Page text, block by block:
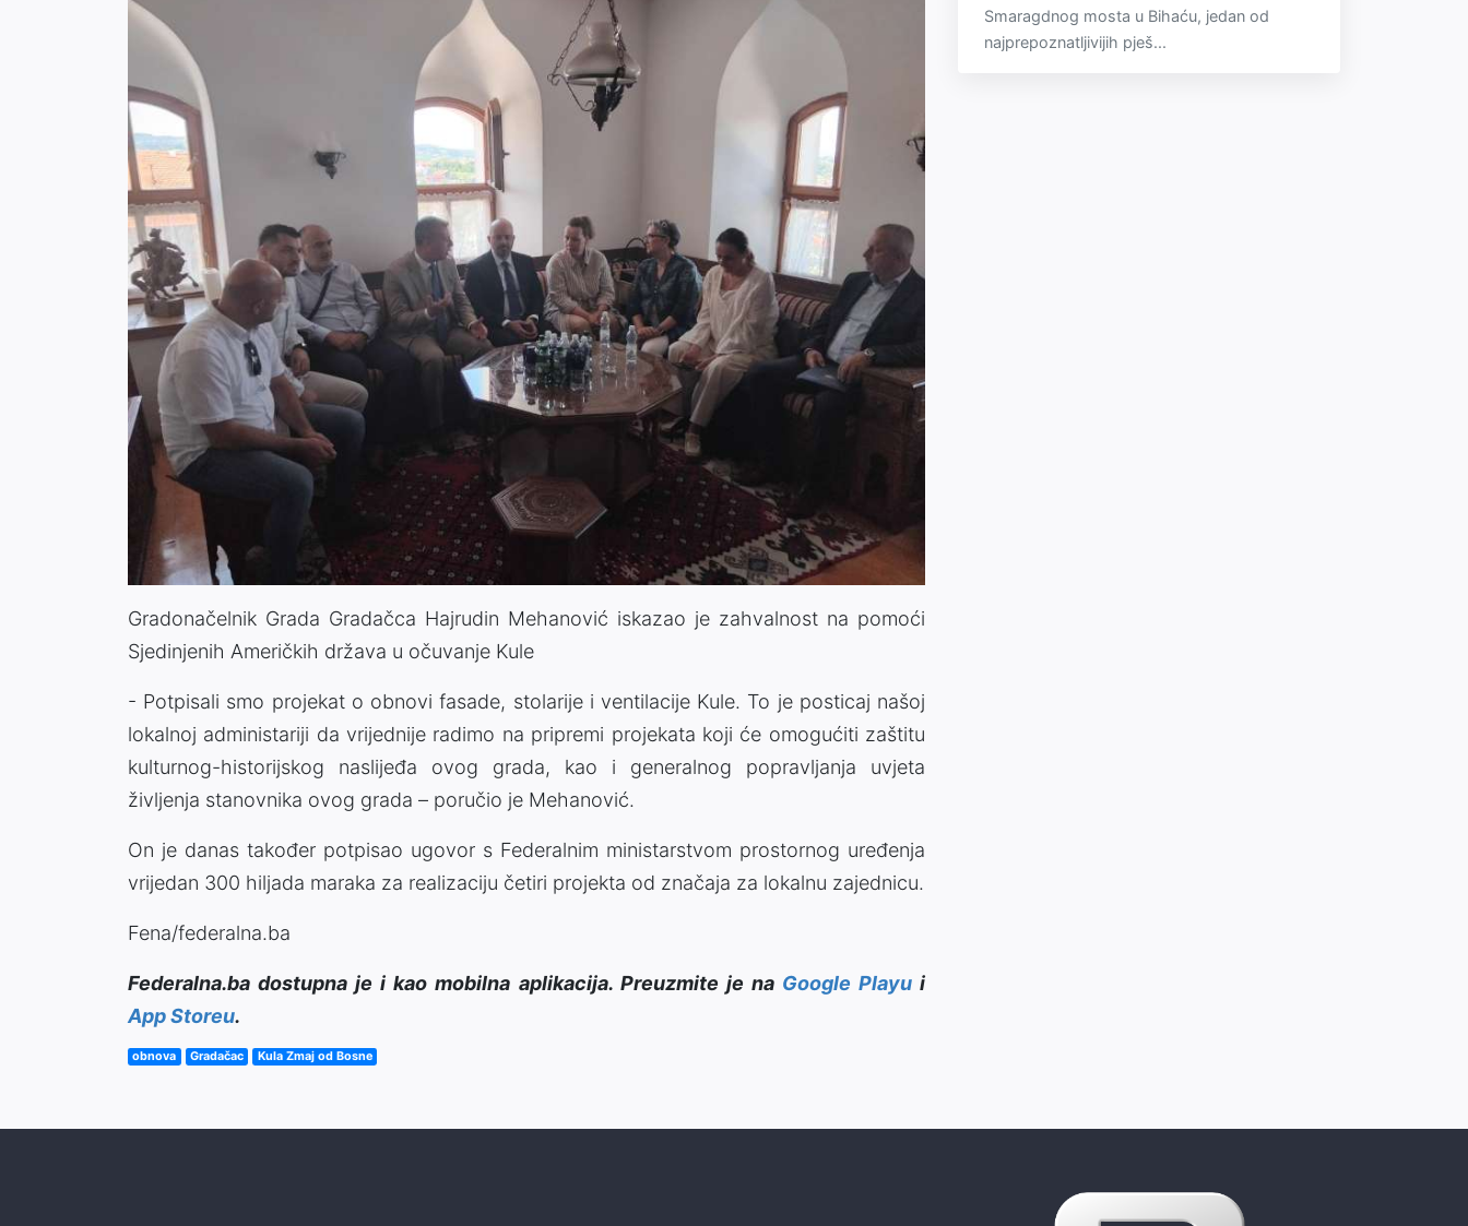
Gradonačelnik Grada Gradačca Hajrudin Mehanović iskazao je zahvalnost na pomoći
Sjedinjenih Američkih država u očuvanje Kule
- Potpisali smo projekat o obnovi fasade, stolarije i ventilacije Kule. To je posticaj našoj
lokalnoj administariji da vrijednije radimo na pripremi projekata koji će omogućiti zaštitu
kulturnog-historijskog naslijeđa ovog grada, kao i generalnog popravljanja uvjeta
življenja stanovnika ovog grada – poručio je Mehanović.
On je danas također potpisao ugovor s Federalnim ministarstvom prostornog uređenja
vrijedan 300 hiljada maraka za realizaciju četiri projekta od značaja za lokalnu zajednicu.
Fena/federalna.ba
Federalna.ba dostupna je i kao mobilna aplikacija. Preuzmite je na Google Playui
App Storeu.
obnova Gradačac Kula Zmaj od Bosne
Smaragdnog mosta u Bihaću, jedan od
najprepoznatljivijih pješ...